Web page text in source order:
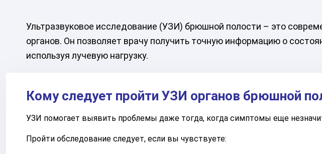
Ультразвуковое исследование (УЗИ) брюшной полости – это
органов. Он позволяет врачу получить точную информацию о
используя лучевую нагрузку.
Кому следует пройти УЗИ органов брюшной
УЗИ помогает выявить проблемы даже тогда, когда симптомы еще
Пройти обследование следует, если вы чувствуете: